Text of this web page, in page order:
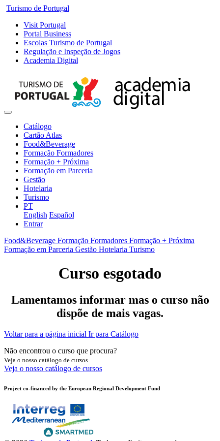
Turismo de Portugal
Visit Portugal
Portal Business
Escolas Turismo de Portugal
Regulação e Inspeção de Jogos
Academia Digital
Catálogo
Cartão Atlas
Food&Beverage
Formação Formadores
Formação + Próxima
Formação em Parceria
Gestão
Hotelaria
Turismo
PT
English Español
Entrar
Food&Beverage Formação Formadores Formação + Próxima
Formação em Parceria Gestão Hotelaria Turismo
Curso esgotado
Lamentamos informar mas o curso não
dispõe de mais vagas.
Voltar para a página inicial Ir para Catálogo
Não encontrou o curso que procura?
Veja o nosso catálogo de cursos
Veja o nosso catálogo de cursos
Project co-financed by the European Regional Development Fund